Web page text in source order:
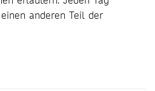
anderen Teil der